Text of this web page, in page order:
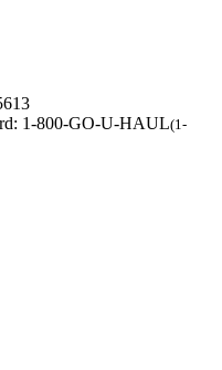
1-800-GO-U-HAUL(1-